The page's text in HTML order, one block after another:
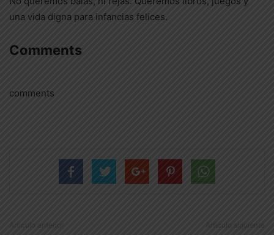
una vida digna para infancias felices.
Comments
comments
Artículo anterior Artículo siguiente